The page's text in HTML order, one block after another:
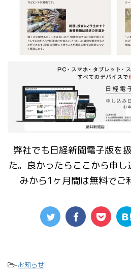
弊社でも日経新聞電子版を
た。良かったらここから申
みから1ヶ月間は無料でご
-お知らせ